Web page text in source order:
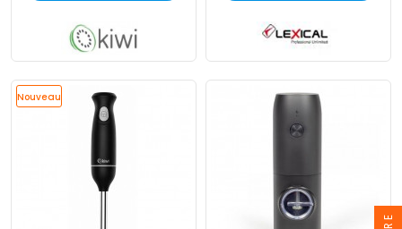
Nouveau